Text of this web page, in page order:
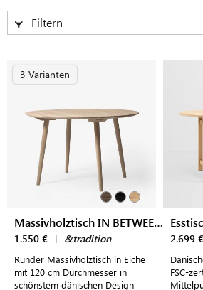
Filtern
3 Varianten
Massivholztisch IN BETWEEN SK4
1.550 € | &tradition
Runder Massivholztisch in Eiche
mit 120 cm Durchmesser in
schönstem dänischen Design
2.699 €
FSC-